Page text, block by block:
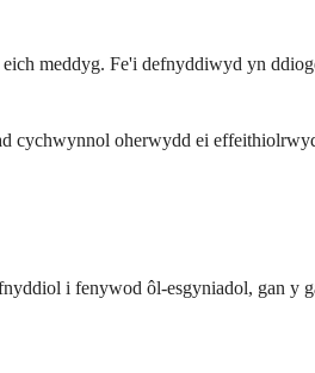
meddyg. Fe'i defnyddiwyd yn
cychwynnol oherwydd ei
i fenywod ôl-esgyniadol, gan y